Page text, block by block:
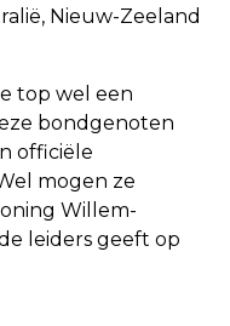
Nieuw-Zeeland
top wel een
bondgenoten
officiële
mogen ze
Willem-
leiders geeft op